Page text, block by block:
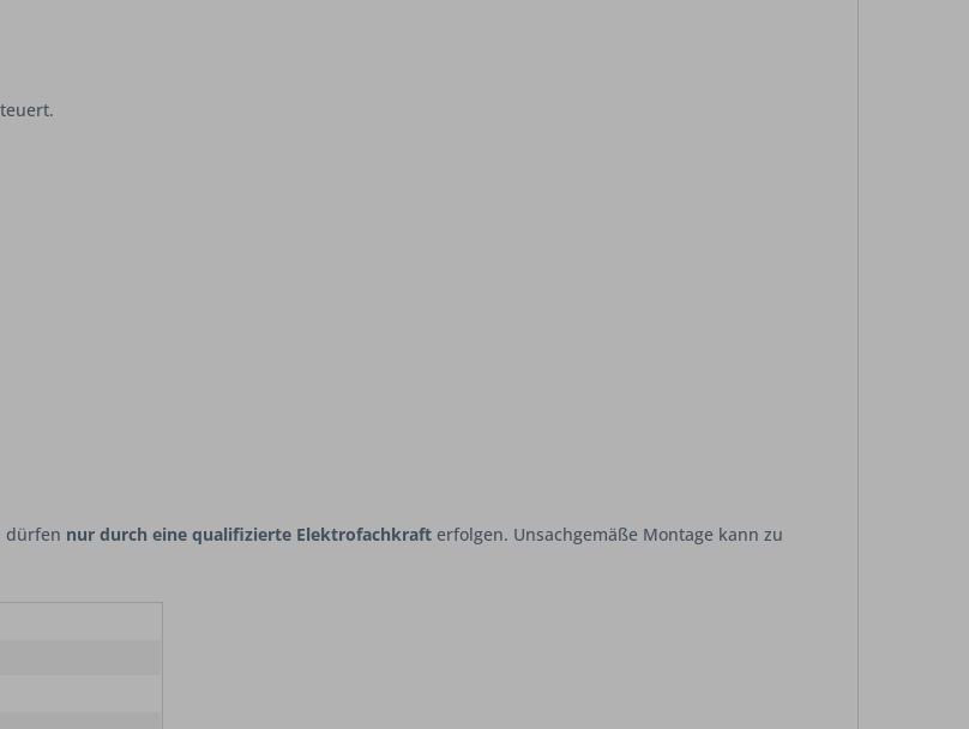
dürfen nur durch eine qualifizierte Elektrofachkraft erfolgen. Unsachgemäße Montage kann zu